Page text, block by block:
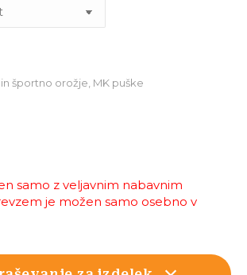
športno orožje MK puške
samo z veljavnim nabavnim
je možen samo osebno v